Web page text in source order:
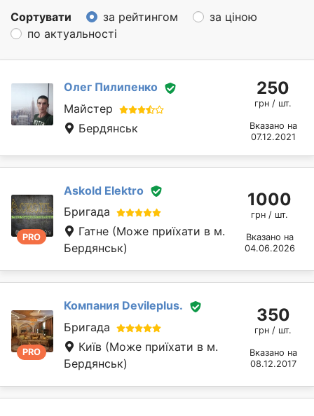
Сортувати за рейтингом
за ціною
по актуальності
Олег Пилипенко
Майстер
Бердянськ
250
грн / шт.
Вказано на
07.12.2021
PRO
Askold Elektro
Бригада
Гатне (Може приїхати в м.
Бердянськ)
1000
грн / шт.
Вказано на
04.06.2026
PRO
Компания Devileplus.
Бригада
Київ (Може приїхати в м.
Бердянськ)
350
грн / шт.
Вказано на
08.12.2017